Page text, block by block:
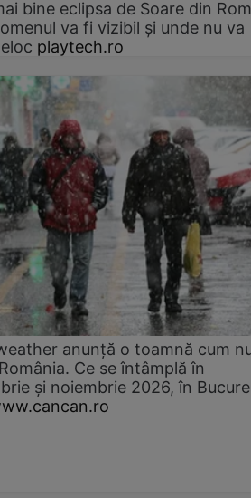
bine eclipsa de Soare din
va fi vizibil și unde nu va
playtech.ro
anunță o toamnă cum
Ce se întâmplă în
și noiembrie 2026, în